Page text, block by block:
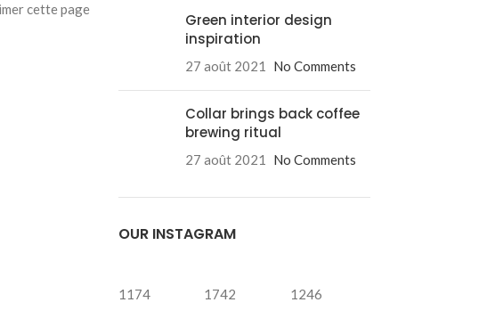
cette page
Green interior design
inspiration
27 août 2021 No Comments
Collar brings back coffee
brewing ritual
27 août 2021 No Comments
OUR INSTAGRAM
1174 1742 1246